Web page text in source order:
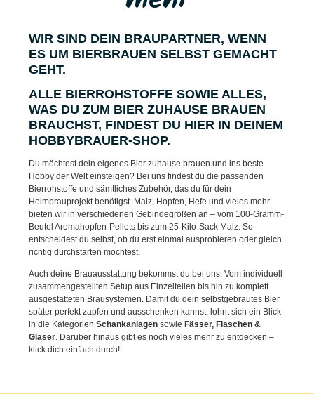
WIR SIND DEIN BRAUPARTNER, WENN
ES UM BIERBRAUEN SELBST GEMACHT
GEHT.
ALLE BIERROHSTOFFE SOWIE ALLES,
WAS DU ZUM BIER ZUHAUSE BRAUEN
BRAUCHST, FINDEST DU HIER IN DEINEM
HOBBYBRAUER-SHOP.
Du möchtest dein eigenes Bier zuhause brauen und ins beste
Hobby der Welt einsteigen? Bei uns findest du die passenden
Bierrohstoffe und sämtliches Zubehör, das du für dein
Heimbrauprojekt benötigst. Malz, Hopfen, Hefe und vieles mehr
bieten wir in verschiedenen Gebindegrößen an – vom 100-Gramm-
Beutel Aromahopfen-Pellets bis zum 25-Kilo-Sack Malz. So
entscheidest du selbst, ob du erst einmal ausprobieren oder gleich
richtig durchstarten möchtest.
Auch deine Brauausstattung bekommst du bei uns: Vom individuell
zusammengestellten Setup aus Einzelteilen bis hin zu komplett
ausgestatteten Brausystemen. Damit du dein selbstgebrautes Bier
später perfekt zapfen und ausschenken kannst, lohnt sich ein Blick
in die Kategorien Schankanlagen sowie Fässer, Flaschen &
Gläser . Darüber hinaus gibt es noch vieles mehr zu entdecken –
klick dich einfach durch!